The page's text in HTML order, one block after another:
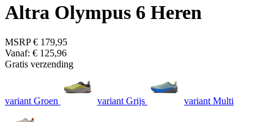
Altra Olympus 6 Heren
MSRP € 179,95
Vanaf: € 125,96
Gratis verzending
variant Groen variant Grijs variant Multi